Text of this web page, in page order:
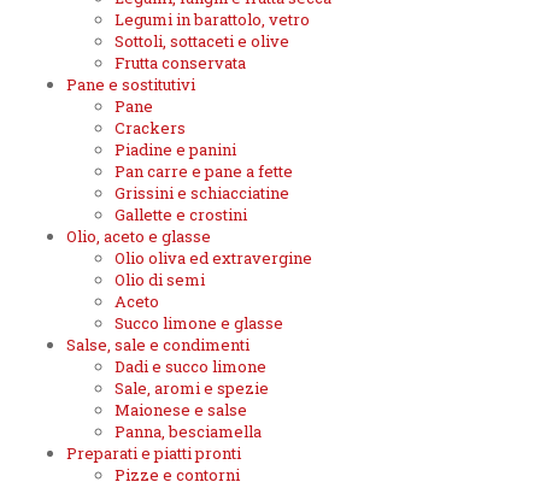
Legumi in barattolo, vetro
Sottoli, sottaceti e olive
Frutta conservata
Pane e sostitutivi
Pane
Crackers
Piadine e panini
Pan carre e pane a fette
Grissini e schiacciatine
Gallette e crostini
Olio, aceto e glasse
Olio oliva ed extravergine
Olio di semi
Aceto
Succo limone e glasse
Salse, sale e condimenti
Dadi e succo limone
Sale, aromi e spezie
Maionese e salse
Panna, besciamella
Preparati e piatti pronti
Pizze e contorni